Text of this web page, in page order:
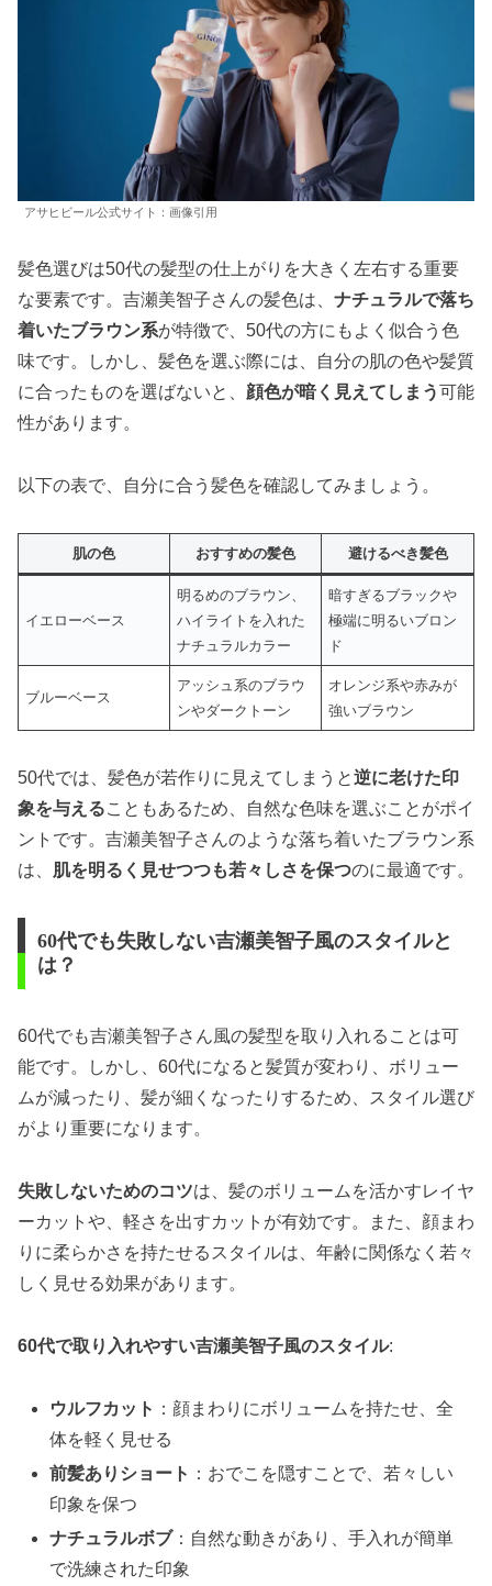
アサヒビール公式サイト：画像引用
髪色選びは50代の髪型の仕上がりを大きく左右する重要
な要素です。吉瀬美智子さんの髪色は、 ナチュラルで落ち
着いたブラウン系が特徴で、50代の方にもよく似合う色
味です。しかし、髪色を選ぶ際には、自分の肌の色や髪質
に合ったものを選ばないと、 顔色が暗く見えてしまう可能
性があります。
以下の表で、自分に合う髪色を確認してみましょう。
肌の色 おすすめの髪色 避けるべき髪色
イエローベース
明るめのブラウン、
ハイライトを入れた
ナチュラルカラー
暗すぎるブラックや
極端に明るいブロン
ド
ブルーベース
アッシュ系のブラウ
ンやダークトーン
オレンジ系や赤みが
強いブラウン
50代では、髪色が若作りに見えてしまうと逆に老けた印
象を与えることもあるため、自然な色味を選ぶことがポイ
ントです。吉瀬美智子さんのような落ち着いたブラウン系
は、 肌を明るく見せつつも若々しさを保つのに最適です。
60代でも失敗しない吉瀬美智子風のスタイルと
は？
60代でも吉瀬美智子さん風の髪型を取り入れることは可
能です。しかし、60代になると髪質が変わり、ボリュー
ムが減ったり、髪が細くなったりするため、スタイル選び
がより重要になります。
失敗しないためのコツは、髪のボリュームを活かすレイヤ
ーカットや、軽さを出すカットが有効です。また、顔まわ
りに柔らかさを持たせるスタイルは、年齢に関係なく若々
しく見せる効果があります。
60代で取り入れやすい吉瀬美智子風のスタイル:
ウルフカット ：顔まわりにボリュームを持たせ、全
体を軽く見せる
前髪ありショート ：おでこを隠すことで、若々しい
印象を保つ
ナチュラルボブ：自然な動きがあり、手入れが簡単
で洗練された印象